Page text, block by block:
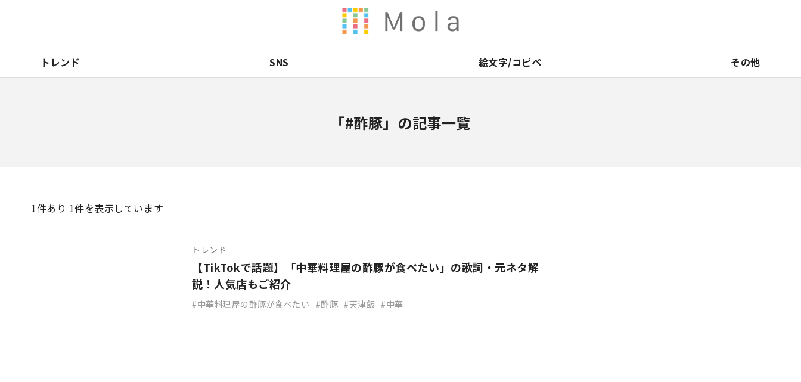
トレンド SNS 絵文字/コピペ その他
「#酢豚」の記事一覧
1件あり 1件を表示しています
トレンド
【TikTokで話題】「中華料理屋の酢豚が食べたい」の歌詞・元ネタ解
説！人気店もご紹介
中華料理屋の酢豚が食べたい 酢豚 天津飯 中華